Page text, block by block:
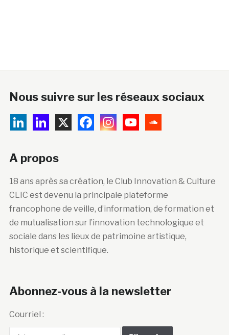
Nous suivre sur les réseaux sociaux
A propos
18 ans après sa création, le Club Innovation & Culture
CLIC est devenu la principale plateforme
francophone de veille, d’information, de formation et
de mutualisation sur l’innovation technologique et
sociale dans les lieux de patrimoine artistique,
historique et scientifique.
Abonnez-vous à la newsletter
Courriel :